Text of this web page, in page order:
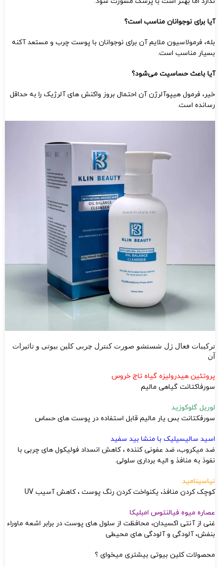
آیا برای نوجوانان مناسب است؟
بله، فرمولاسیون ملایم آن برای نوجوانان با پوست چرب و مستعد آکنه
بسیار مناسب است.
آیا باعث حساسیت می‌شود؟
خیر، فرمول هیپوآلرژن آن احتمال بروز واکنش‌ های آلرژیک را به حداقل
رسانده است.
ترکیبات فعال ژل شستشو صورت کنترل چربی کلین بیوتی و تاثیرات
آن
پروتئین هیدرولیزه گیاه تاج خروس
سورفاکتانت گیاهی مالیم
لوریل گلوکوزید
سورفکتانت بس یار مالیم قابل استفاده در پوست های حساس
اسید سالیسیلیک با منشا بید سفید
ضد میکروب، ضد عفونی کننده ، کاهش انسداد فولیکول های چربی با
نفوذ به منافذ و الیه برداری سلولی.
نیاسینامید
کوچک کردن منافذ، یکنواخت کردن رنگ پوست ، کاهش آسیب UV
عصاره میوه فیالنتوس امبلیکا
غنی از آنتی اکسیدان، محافظت از سلول های پوست در برابر اشعه ماوراء
بنفش، آلودگی و آلودگی های محیطی
محصولات کلین بیوتی بیشتری میخوای ؟